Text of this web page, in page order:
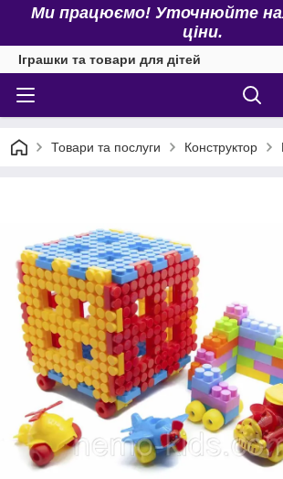
Ми працюємо! Уточнюйте
ціни.
Іграшки та товари для дітей
Товари та послуги Конструктор